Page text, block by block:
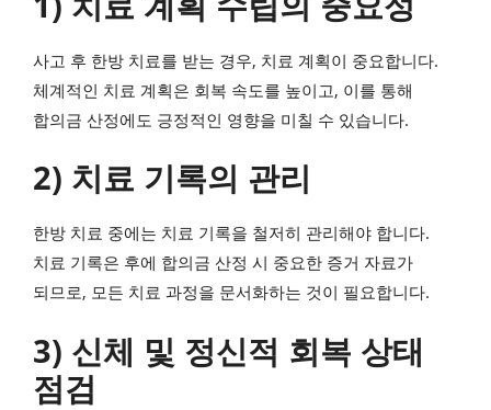
사고 후 한방 치료를 받는 경우, 치료 계획이 중요합니다.
체계적인 치료 계획은 회복 속도를 높이고, 이를 통해
합의금 산정에도 긍정적인 영향을 미칠 수 있습니다.
2) 치료 기록의 관리
한방 치료 중에는 치료 기록을 철저히 관리해야 합니다.
치료 기록은 후에 합의금 산정 시 중요한 증거 자료가
되므로, 모든 치료 과정을 문서화하는 것이 필요합니다.
3) 신체 및 정신적 회복 상태
점검